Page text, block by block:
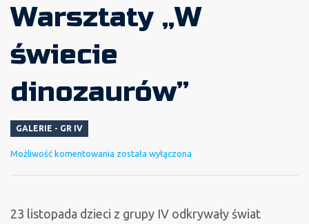
Warsztaty „W
świecie
dinozaurów”
GALERIE - GR IV
Możliwość komentowania Warsztaty
dinozaurów”
została wyłączona
23 listopada dzieci z grupy IV odkrywały świat